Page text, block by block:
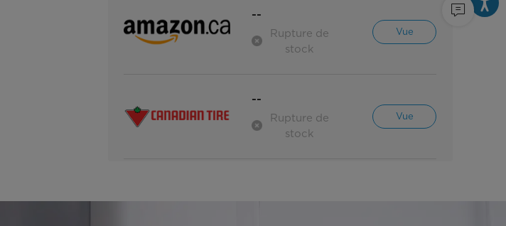
--
Rupture de
stock
Vue
--
Rupture de
stock
Vue